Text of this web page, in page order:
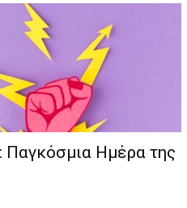
Παγκόσμια Ημέρα της